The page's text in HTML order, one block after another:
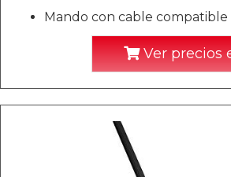
Mando con cable compatible
Ver precios